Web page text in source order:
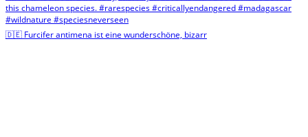
🇩🇪 Furcifer antimena ist eine wunderschöne, bizarr